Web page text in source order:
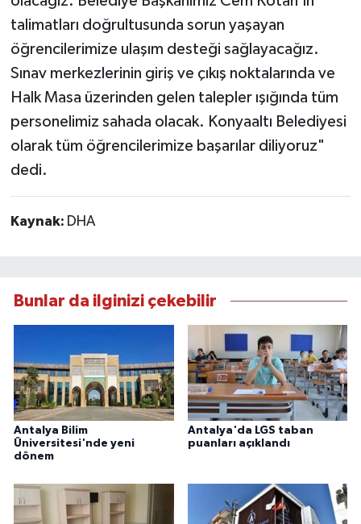
talimatları doğrultusunda sorun yaşayan
öğrencilerimize ulaşım desteği sağlayacağız.
Sınav merkezlerinin giriş ve çıkış noktalarında ve
Halk Masa üzerinden gelen talepler ışığında tüm
personelimiz sahada olacak. Konyaaltı Belediyesi
olarak tüm öğrencilerimize başarılar diliyoruz"
dedi.
Kaynak: DHA
Bunlar da ilginizi çekebilir
Antalya Bilim
Üniversitesi'nde yeni
dönem
Antalya'da LGS taban
puanları açıklandı